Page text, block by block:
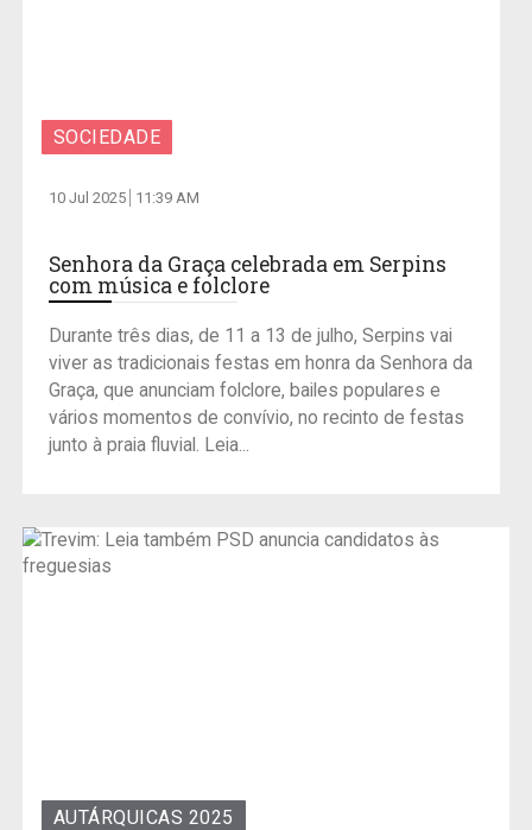
SOCIEDADE
10 Jul 2025 11:39 AM
Senhora da Graça celebrada em Serpins
com música e folclore
Durante três dias, de 11 a 13 de julho, Serpins vai
viver as tradicionais festas em honra da Senhora da
Graça, que anunciam folclore, bailes populares e
vários momentos de convívio, no recinto de festas
junto à praia fluvial. Leia...
AUTÁRQUICAS 2025